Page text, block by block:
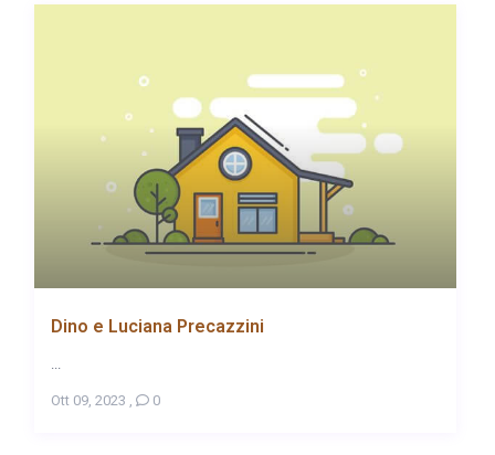
Dino e Luciana Precazzini
...
Ott 09, 2023 , 0